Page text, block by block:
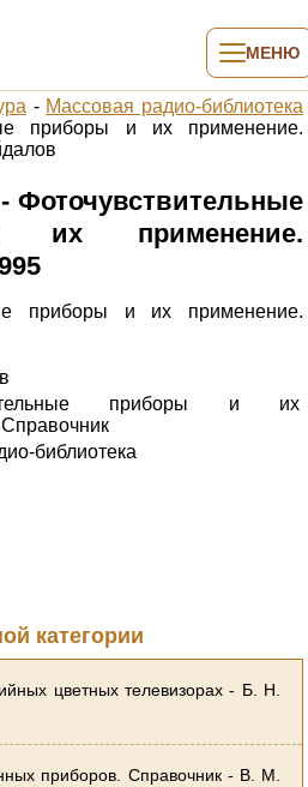
МЕНЮ
- Массовая радио-библиотека
приборы и их применение.
Фоточувствительные
применение.
приборы и их
библиотека
категории
цветных телевизорах - Б. Н.
приборов. Справочник - В. М.